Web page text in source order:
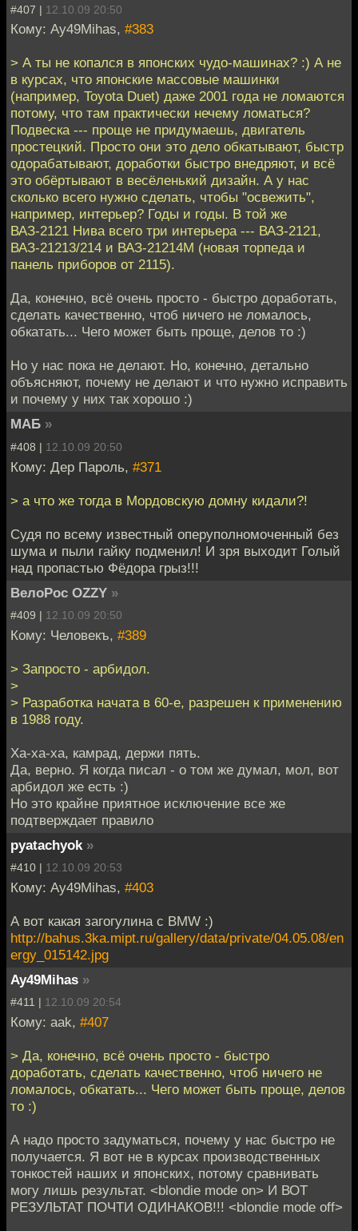
#407 | 12.10.09 20:50
Кому: Ay49Mihas, #383
> А ты не копался в японских чудо-машинах? :) А не
в курсах, что японские массовые машинки
(например, Toyota Duet) даже 2001 года не ломаются
потому, что там практически нечему ломаться?
Подвеска --- проще не придумаешь, двигатель
простецкий. Просто они это дело обкатывают, быстр
одорабатывают, доработки быстро внедряют, и всё
это обёртывают в весёленький дизайн. А у нас
сколько всего нужно сделать, чтобы "освежить",
например, интерьер? Годы и годы. В той же
ВАЗ-2121 Нива всего три интерьера --- ВАЗ-2121,
ВАЗ-21213/214 и ВАЗ-21214М (новая торпеда и
панель приборов от 2115).
Да, конечно, всё очень просто - быстро доработать,
сделать качественно, чтоб ничего не ломалось,
обкатать... Чего может быть проще, делов то :)
Но у нас пока не делают. Но, конечно, детально
объясняют, почему не делают и что нужно исправить
и почему у них так хорошо :)
МАБ »
#408 | 12.10.09 20:50
Кому: Дер Пароль, #371
> а что же тогда в Мордовскую домну кидали?!
Судя по всему известный оперуполномоченный без
шума и пыли гайку подменил! И зря выходит Голый
над пропастью Фёдора грыз!!!
ВелоРос OZZY »
#409 | 12.10.09 20:50
Кому: Человекъ, #389
> Запросто - арбидол.
>
> Разработка начата в 60-е, разрешен к применению
в 1988 году.
Ха-ха-ха, камрад, держи пять.
Да, верно. Я когда писал - о том же думал, мол, вот
арбидол же есть :)
Но это крайне приятное исключение все же
подтверждает правило
pyatachyok »
#410 | 12.10.09 20:53
Кому: Ay49Mihas, #403
А вот какая загогулина с BMW :)
http://bahus.3ka.mipt.ru/gallery/data/private/04.05.08/en
ergy_015142.jpg
Ay49Mihas »
#411 | 12.10.09 20:54
Кому: aak, #407
> Да, конечно, всё очень просто - быстро
доработать, сделать качественно, чтоб ничего не
ломалось, обкатать... Чего может быть проще, делов
то :)
А надо просто задуматься, почему у нас быстро не
получается. Я вот не в курсах производственных
тонкостей наших и японских, потому сравнивать
могу лишь результат. <blondie mode on> И ВОТ
РЕЗУЛЬТАТ ПОЧТИ ОДИНАКОВ!!! <blondie mode off>